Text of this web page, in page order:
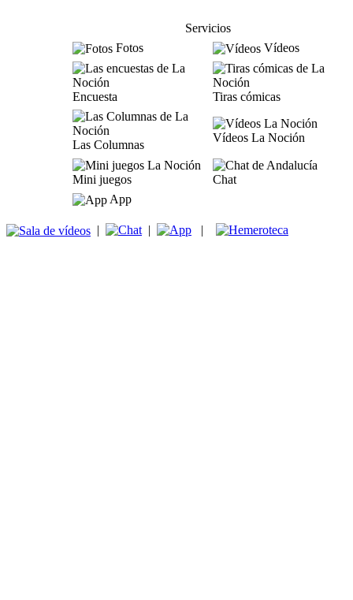
Servicios
Fotos
Vídeos
Encuesta Tiras cómicas
Las Columnas
Vídeos La Noción
Mini juegos
Chat
App
| | |